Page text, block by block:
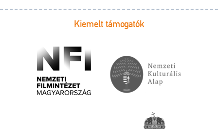
Kiemelt támogatók